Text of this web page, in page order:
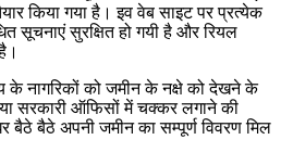
किया गया है। इव वेब साइट पर प्रत्येक
सूचनाएं सुरक्षित हो गयी है और रियल
के नागरिकों को जमीन के नक्षे को देखने के
या सरकारी ऑफिसों में चक्कर लगाने की
बैठे बैठे अपनी जमीन का सम्पूर्ण विवरण मिल